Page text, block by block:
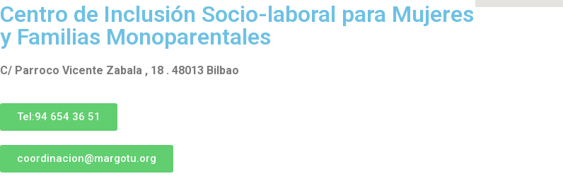
Centro de Inclusión Socio-laboral para Mujeres
y Familias Monoparentales
C/ Parroco Vicente Zabala , 18 . 48013 Bilbao
Tel:94 654 36 51
coordinacion@margotu.org